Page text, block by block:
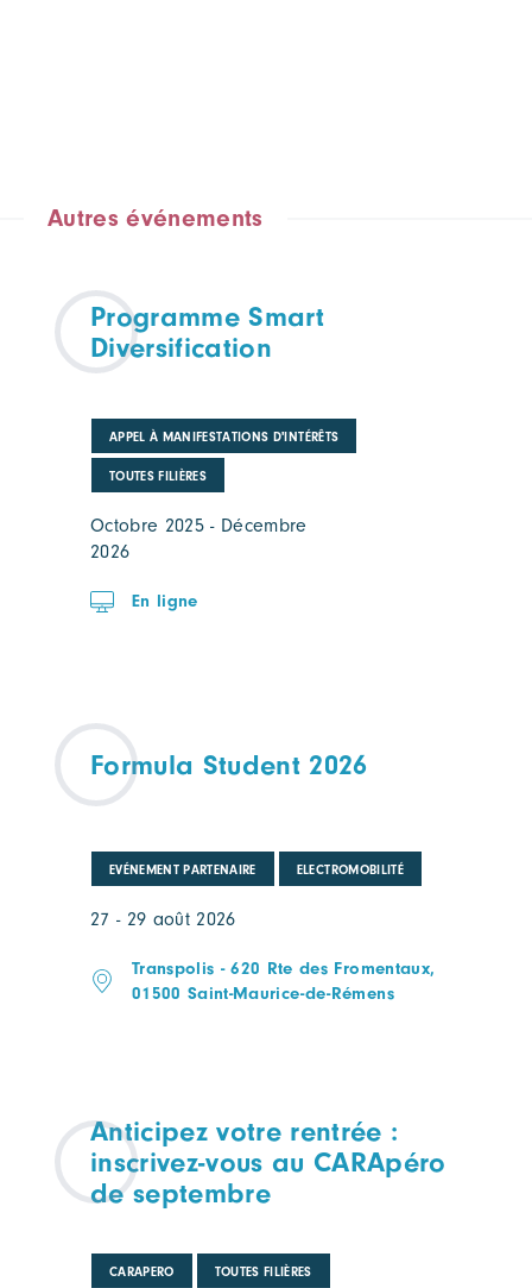
Autres événements
Programme Smart
Diversification
APPEL À MANIFESTATIONS D'INTÉRÊTS
TOUTES FILIÈRES
Octobre 2025 - Décembre
2026
En ligne
Formula Student 2026
EVÉNEMENT PARTENAIRE ELECTROMOBILITÉ
27 - 29 août 2026
Transpolis - 620 Rte des Fromentaux,
01500 Saint-Maurice-de-Rémens
Anticipez votre rentrée :
inscrivez-vous au CARApéro
de septembre
CARAPERO TOUTES FILIÈRES